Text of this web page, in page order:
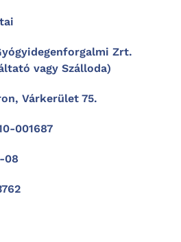
Zrt.
vagy Szálloda)
Várkerület 75.
001687
08